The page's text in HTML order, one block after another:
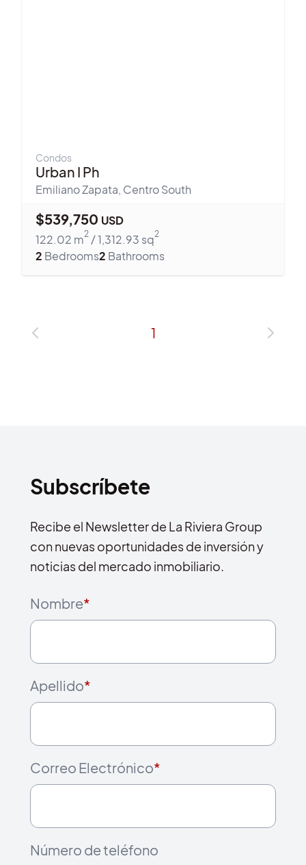
Condos
Urban I Ph
Emiliano Zapata, Centro South
$539,750 USD
122.02 m2 /1,312.93 sq2
2 Bedrooms2 Bathrooms
1
Subscríbete
Recibe el Newsletter de La Riviera Group
con nuevas oportunidades de inversión y
noticias del mercado inmobiliario.
Nombre*
Apellido*
Correo Electrónico*
Número de teléfono